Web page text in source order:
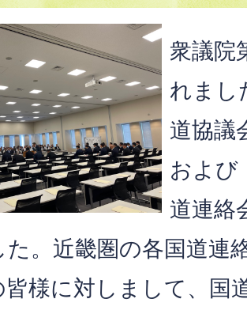
衆議院
れまし
道協議
および
道連絡
た。近畿圏の各国道連
皆様に対しまして、国